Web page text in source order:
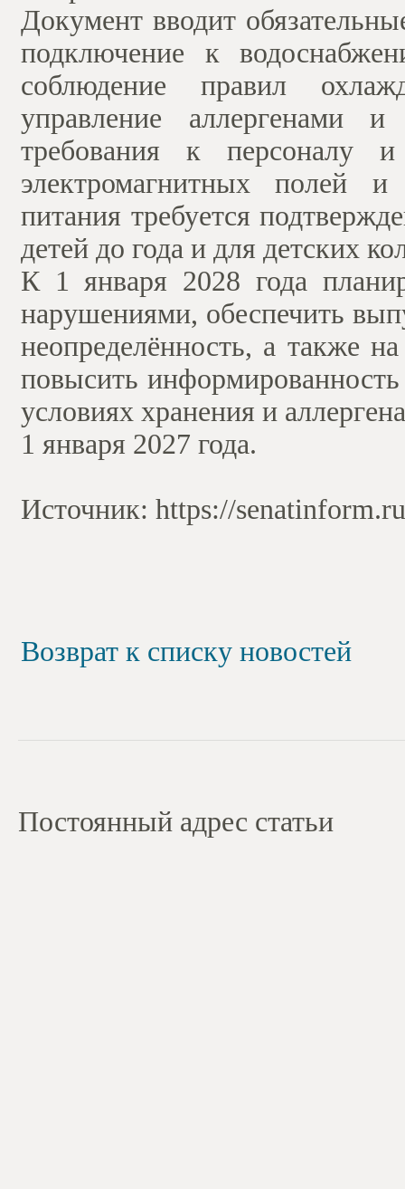
Документ вводит
подключение к
соблюдение правил
управление аллергенами
требования к персоналу
электромагнитных полей
питания требуется
детей до года и для детских
К 1 января 2028 года
нарушениями, обеспечить
неопределённость, а также
повысить информированность
условиях хранения и
1 января 2027 года.
Источник: https://
Возврат к списку новостей
Постоянный адрес статьи